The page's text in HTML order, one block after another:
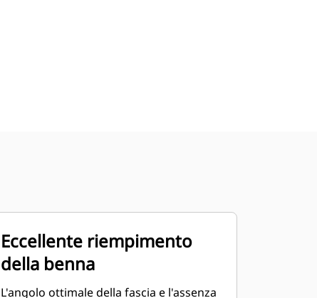
Eccellente riempimento
della benna
L'angolo ottimale della fascia e l'assenza